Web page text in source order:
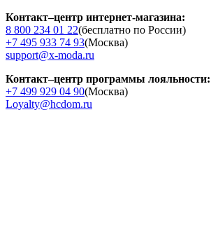
Контакт–центр интернет-магазина:
8 800 234 01 22(бесплатно по России)
+7 495 933 74 93(Москва)
support@x-moda.ru
Контакт–центр программы лояльности:
+7 499 929 04 90(Москва)
Loyalty@hcdom.ru